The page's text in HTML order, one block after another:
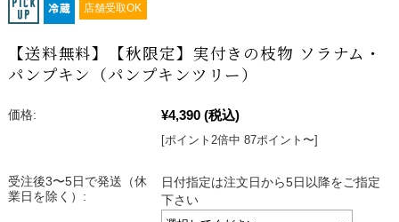
店舗受取OK
【送料無料】【秋限定】実付きの枝物 ソラナム・
パンプキン（パンプキンツリー）
価格: ¥4,390 (税込)
[ポイント2倍中 87ポイント〜]
受注後3〜5日で発送（休
業日を除く）:
日付指定は注文日から5日以降をご指定
下さい